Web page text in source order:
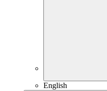
English